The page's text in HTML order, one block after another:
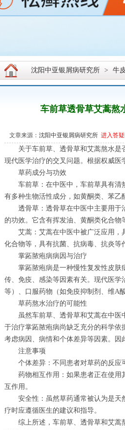
沈阳中亚银屑病研究所 > 牛
车前草透骨草艾蒿熬
文章来源： 沈阳中亚银屑病研究所 进入答
关于车前草、透骨草和艾蒿熬水是
现代医学治疗的交叉问题。根据权威
草药成分与功效
车前草：在中医中，车前草具有清
有多种生物活性成分，如黄酮类、苯
透骨草：透骨草在中医中主要用于
的功效。它含有挥发油、黄酮类化合
艾蒿：艾蒿在中医中被广泛应用，
化合物等，具有抗菌、抗病毒、抗炎等
掌跖脓疱病病因与治疗
掌跖脓疱病是一种慢性复发性皮肤
传、免疫、感染等因素有关。现代医
等）、口服药物（如免疫抑制剂、维A
草药熬水治疗的可能性
虽然车前草、透骨草和艾蒿在中医
于治疗掌跖脓疱病尚缺乏充分的科学
考虑病因、病情和个体差异等因素。
注意事项
个体差异：不同患者对草药的反应
药物相互作用：如果患者正在使用
互作用。
安全性：虽然草药通常被认为是天
疗时应遵循医生的建议和指导。
综上所述，车前草、透骨草和艾蒿